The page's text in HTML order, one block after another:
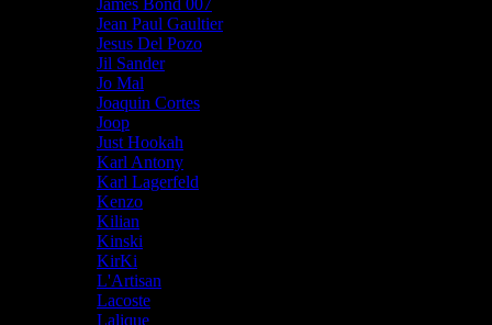
Jean Paul Gaultier
Jesus Del Pozo
Jil Sander
Jo Mal
Joaquin Cortes
Joop
Just Hookah
Karl Antony
Karl Lagerfeld
Kenzo
Kilian
Kinski
KirKi
L'Artisan
Lacoste
Lalique